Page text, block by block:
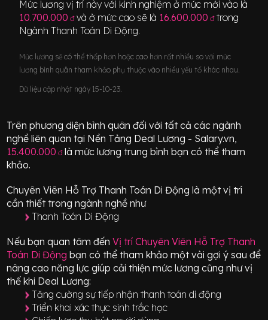
Mức lương vị trí này với kinh nghiệm ở mức mới vào là
10.700.000 đ và ở mức cao sẽ là 16.600.000 đ trong
NgànhThanh Toán Di Động.
Mức lương sẽ có thể thấp hơn hoặc cao hơn rất nhiều so với mức
lương bình quân tham khảo phụ thuộc vào nhiều yếu tố khác nhau.
Dữ liệu cập nhật ngày 15-10-23.
Trên phương diện bình quân đối với tất cả các ngành
nghề liên quan tại Nền Tảng Deal Lương - Salary.vn,
15.400.000 đlà mức lương trung bình bạn có thể tham
khảo.
Chuyên Viên Hỗ Trợ Thanh Toán Di Động là một vị trí
cần thiết trong ngành nghề như
Thanh Toán Di Động
Nếu bạn quan tâm đến Vị tríChuyên Viên Hỗ Trợ Thanh
Toán Di Động bạn có thể tham khảo một vài gợi ý sau để
nâng cao năng lực giúp cải thiện mức lương cũng như vị
thế khi Deal Lương:
Tăng cường sự tiếp nhận thanh toán di động
Triển khai xác thực sinh trắc học